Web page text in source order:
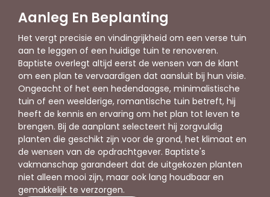
Aanleg En Beplanting
Het vergt precisie en vindingrijkheid om een verse tuin
aan te leggen of een huidige tuin te renoveren.
Baptiste overlegt altijd eerst de wensen van de klant
om een plan te vervaardigen dat aansluit bij hun visie.
Ongeacht of het een hedendaagse, minimalistische
tuin of een weelderige, romantische tuin betreft, hij
heeft de kennis en ervaring om het plan tot leven te
brengen. Bij de aanplant selecteert hij zorgvuldig
planten die geschikt zijn voor de grond, het klimaat en
de wensen van de opdrachtgever. Baptiste's
vakmanschap garandeert dat de uitgekozen planten
niet alleen mooi zijn, maar ook lang houdbaar en
gemakkelijk te verzorgen.